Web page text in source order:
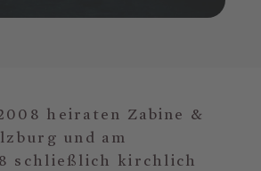
heiraten Zabine &
und am
schließlich kirchlich